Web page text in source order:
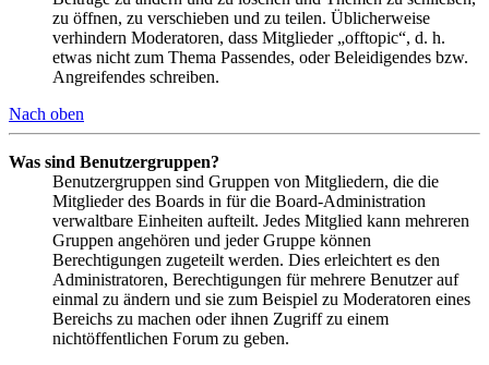
zu öffnen, zu verschieben und zu teilen. Üblicherweise
verhindern Moderatoren, dass Mitglieder „offtopic“, d. h.
etwas nicht zum Thema Passendes, oder Beleidigendes bzw.
Angreifendes schreiben.
Nach oben
Was sind Benutzergruppen?
Benutzergruppen sind Gruppen von Mitgliedern, die die
Mitglieder des Boards in für die Board-Administration
verwaltbare Einheiten aufteilt. Jedes Mitglied kann mehreren
Gruppen angehören und jeder Gruppe können
Berechtigungen zugeteilt werden. Dies erleichtert es den
Administratoren, Berechtigungen für mehrere Benutzer auf
einmal zu ändern und sie zum Beispiel zu Moderatoren eines
Bereichs zu machen oder ihnen Zugriff zu einem
nichtöffentlichen Forum zu geben.